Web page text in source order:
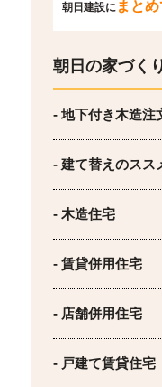
朝日建設に まとめ
朝日の家づく
- 地下付き木造注
- 建て替えのスス
- 木造住宅
- 賃貸併用住宅
- 店舗併用住宅
- 戸建て賃貸住宅